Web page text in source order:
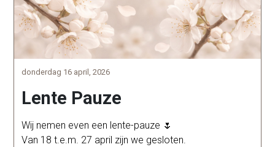
donderdag 16 april, 2026
Lente Pauze
Wij nemen even een lente-pauze 🌷
Van 18 t.e.m. 27 april zijn we gesloten.